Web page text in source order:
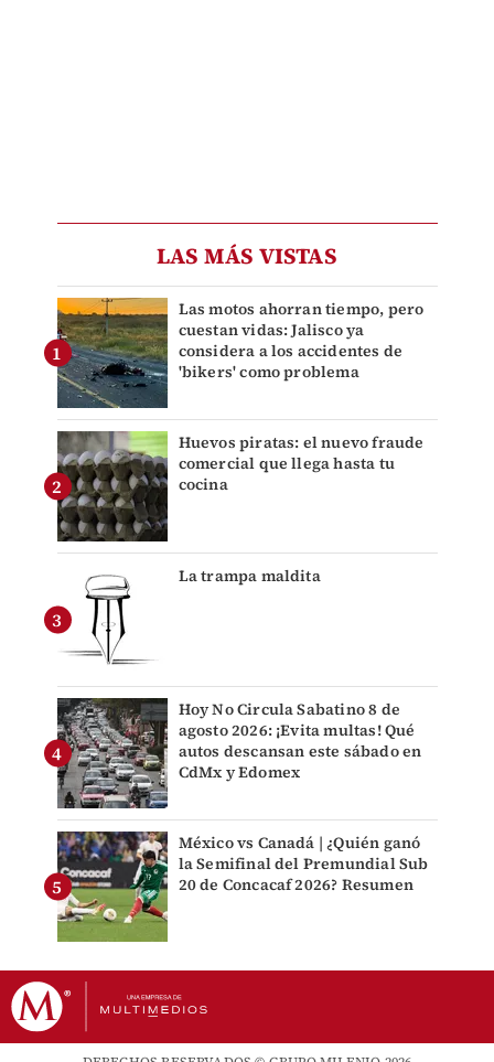
LAS MÁS VISTAS
Las motos ahorran tiempo, pero
cuestan vidas: Jalisco ya
considera a los accidentes de
'bikers' como problema
Huevos piratas: el nuevo fraude
comercial que llega hasta tu
cocina
La trampa maldita
Hoy No Circula Sabatino 8 de
agosto 2026: ¡Evita multas! Qué
autos descansan este sábado en
CdMx y Edomex
México vs Canadá | ¿Quién ganó
la Semifinal del Premundial Sub
20 de Concacaf 2026? Resumen